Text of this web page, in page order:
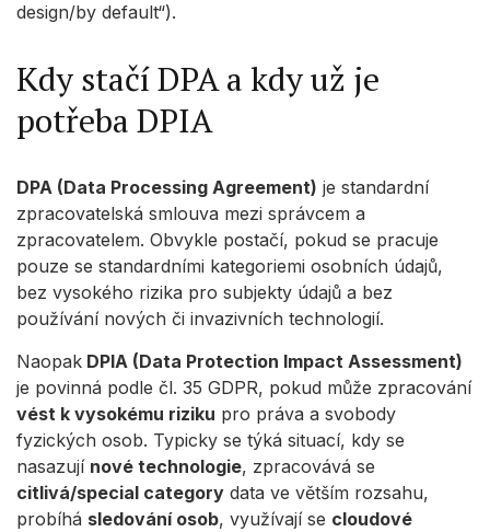
design/by default“).
Kdy stačí DPA a kdy už je
potřeba DPIA
DPA (Data Processing Agreement) je standardní
zpracovatelská smlouva mezi správcem a
zpracovatelem. Obvykle postačí, pokud se pracuje
pouze se standardními kategoriemi osobních údajů,
bez vysokého rizika pro subjekty údajů a bez
používání nových či invazivních technologií.
Naopak DPIA (Data Protection Impact Assessment)
je povinná podle čl. 35 GDPR, pokud může zpracování
vést k vysokému riziku pro práva a svobody
fyzických osob. Typicky se týká situací, kdy se
nasazují nové technologie, zpracovává se
citlivá/special category data ve větším rozsahu,
probíhá sledování osob, využívají se cloudové